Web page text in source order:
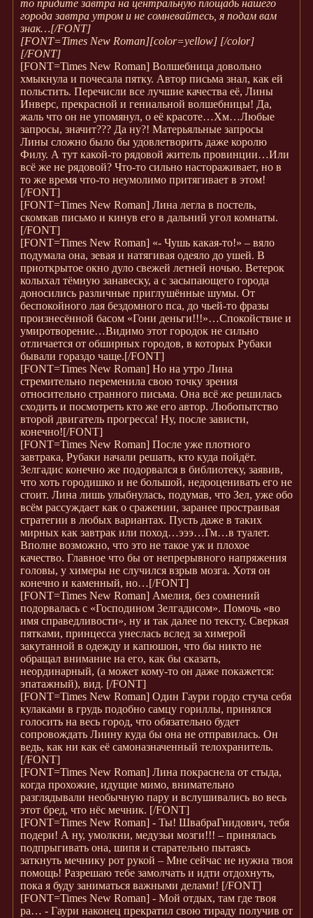
то придите завтра на центральную площадь нашего
города завтра утром и не сомневайтесь, я подам вам
знак…[/FONT]
[FONT=Times New Roman][color=yellow] [/color]
[/FONT]
[FONT=Times New Roman] Волшебница довольно
хмыкнула и почесала пятку. Автор письма знал, как ей
польстить. Перечисли все лучшие качества её, Лины
Инверс, прекрасной и гениальной волшебницы! Да,
жаль что он не упомянул, о её красоте…Хм…Любые
запросы, значит??? Да ну?! Матерьяльные запросы
Лины сложно было бы удовлетворить даже королю
Филу. А тут какой-то рядовой житель провинции…Или
всё же не рядовой? Что-то сильно настораживает, но в
то же время что-то неумолимо притягивает в этом!
[/FONT]
[FONT=Times New Roman] Лина легла в постель,
скомкав письмо и кинув его в дальний угол комнаты.
[/FONT]
[FONT=Times New Roman] «- Чушь какая-то!» – вяло
подумала она, зевая и натягивая одеяло до ушей. В
приоткрытое окно дуло свежей летней ночью. Ветерок
колыхал тёмную занавеску, а с засыпающего города
доносились различные приглушённые шумы. От
беспокойного лая бездомного пса, до чьей-то фразы
произнесённой басом «Гони деньги!!!»…Спокойствие и
умиротворение…Видимо этот городок не сильно
отличается от обширных городов, в которых Рубаки
бывали гораздо чаще.[/FONT]
[FONT=Times New Roman] Но на утро Лина
стремительно переменила свою точку зрения
относительно странного письма. Она всё же решилась
сходить и посмотреть кто же его автор. Любопытство
второй двигатель прогресса! Ну, после зависти,
конечно![/FONT]
[FONT=Times New Roman] После уже плотного
завтрака, Рубаки начали решать, кто куда пойдёт.
Зелгадис конечно же подорвался в библиотеку, заявив,
что хоть городишко и не большой, недооценивать его не
стоит. Лина лишь улыбнулась, подумав, что Зел, уже обо
всём рассуждает как о сражении, заранее простраивая
стратегии в любых вариантах. Пусть даже в таких
мирных как завтрак или поход…эээ…Гм…в туалет.
Вполне возможно, что это не такое уж и плохое
качество. Главное что бы от непрерывного напряжения
головы, у химеры не случился взрыв мозга. Хотя он
конечно и каменный, но…[/FONT]
[FONT=Times New Roman] Амелия, без сомнений
подорвалась с «Господином Зелгадисом». Помочь «во
имя справедливости», ну и так далее по тексту. Сверкая
пятками, принцесса унеслась вслед за химерой
закутанной в одежду и капюшон, что бы никто не
обращал внимание на его, как бы сказать,
неординарный, (а может кому-то он даже покажется:
эпатажный), вид. [/FONT]
[FONT=Times New Roman] Один Гаури гордо стуча себя
кулаками в грудь подобно самцу гориллы, принялся
голосить на весь город, что обязательно будет
сопровождать Лиину куда бы она не отправилась. Он
ведь, как ни как её самоназначенный телохранитель.
[/FONT]
[FONT=Times New Roman] Лина покраснела от стыда,
когда прохожие, идущие мимо, внимательно
разглядывали необычную пару и вслушивались во весь
этот бред, что нёс мечник. [/FONT]
[FONT=Times New Roman] - Ты! ШвабраГнидович, тебя
подери! А ну, умолкни, медузьи мозги!!! – принялась
подпрыгивать она, шипя и старательно пытаясь
заткнуть мечнику рот рукой – Мне сейчас не нужна твоя
помощь! Разрешаю тебе замолчать и идти отдохнуть,
пока я буду заниматься важными делами! [/FONT]
[FONT=Times New Roman] - Мой отдых, там где твоя
ра… - Гаури наконец прекратил свою тираду получив от